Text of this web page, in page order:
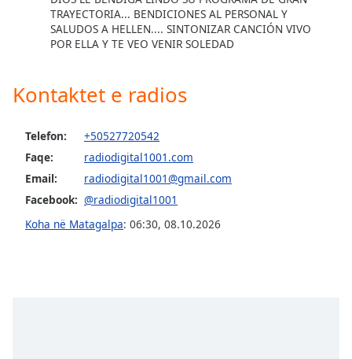
Background
Opacity
Font
TRAYECTORIA... BENDICIONES AL PERSONAL Y
SALUDOS A HELLEN.... SINTONIZAR CANCIÓN VIVO
POR ELLA Y TE VEO VENIR SOLEDAD
Kontaktet e radios
Telefon:
+50527720542
Faqe:
radiodigital1001.com
Email:
radiodigital1001@gmail.com
Facebook: @radiodigital1001
Koha në Matagalpa: 06:30, 08.10.2026